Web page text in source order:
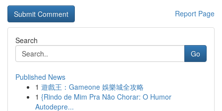
Report Page
Search
Go
Published News
1 遊戲王：Gameone 娛樂城全攻略
1 {Rindo de Mim Pra Não Chorar: O Humor
Autodepre...